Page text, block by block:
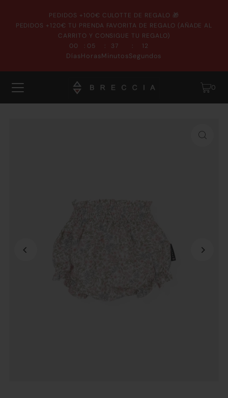
PEDIDOS +100€ CULOTTE DE REGALO 🎁
PEDIDOS +120€ TU PRENDA FAVORITA DE REGALO (AÑADE AL
CARRITO Y CONSIGUE TU REGALO)
00
Días
: 05
Horas
: 37
Minutos
: 12
Segundos
0